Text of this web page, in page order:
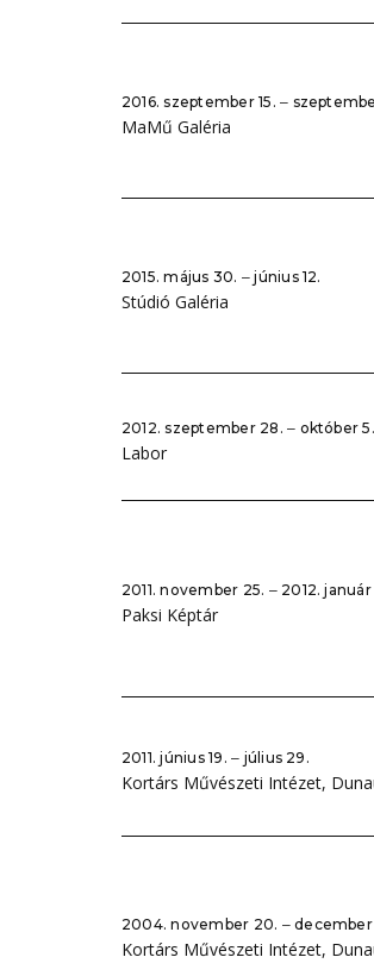
2016. szeptember 15. ‒
MaMű Galéria
2015. május 30. ‒ június 12.
Stúdió Galéria
2012. szeptember 28. ‒ október 5.
Labor
2011. november 25. ‒ 2012.
Paksi Képtár
2011. június 19. ‒ július 29.
Kortárs Művészeti Intézet,
2004. november 20. ‒ december
Kortárs Művészeti Intézet,